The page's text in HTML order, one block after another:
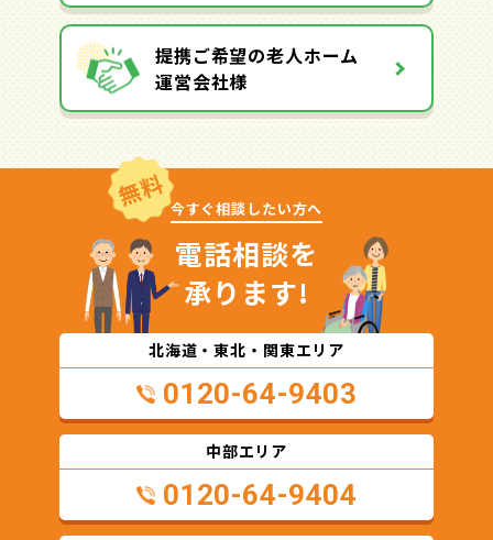
提携ご希望の老人ホーム
運営会社様
無料 今すぐ相談したい方へ
電話相談を
承ります!
北海道・東北・関東エリア
0120-64-9403
中部エリア
0120-64-9404